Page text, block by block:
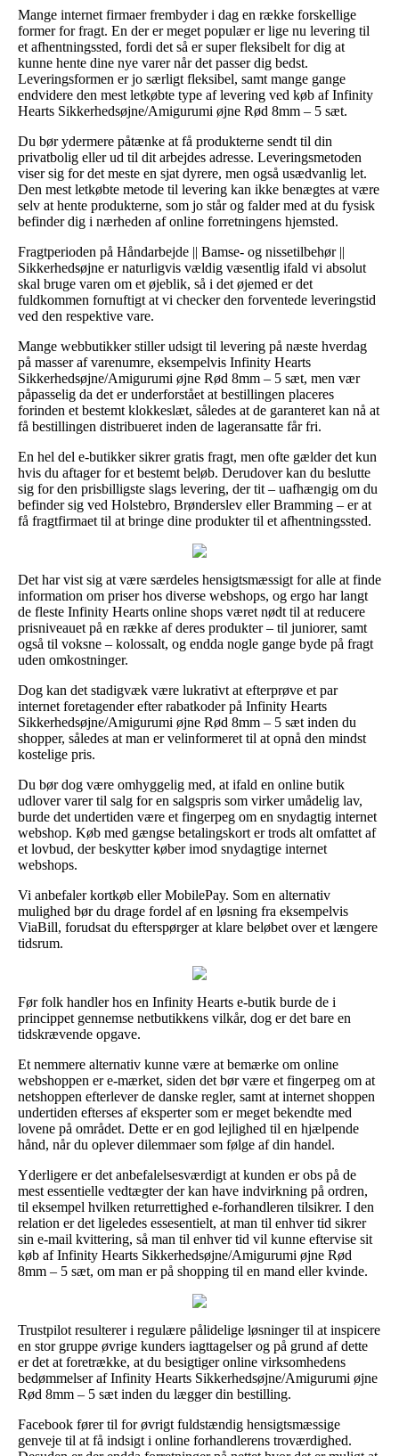
Mange internet firmaer frembyder i dag en række forskellige
former for fragt. En der er meget populær er lige nu levering til
et afhentningssted, fordi det så er super fleksibelt for dig at
kunne hente dine nye varer når det passer dig bedst.
Leveringsformen er jo særligt fleksibel, samt mange gange
endvidere den mest letkøbte type af levering ved køb af Infinity
Hearts Sikkerhedsøjne/Amigurumi øjne Rød 8mm – 5 sæt.
Du bør ydermere påtænke at få produkterne sendt til din
privatbolig eller ud til dit arbejdes adresse. Leveringsmetoden
viser sig for det meste en sjat dyrere, men også usædvanlig let.
Den mest letkøbte metode til levering kan ikke benægtes at være
selv at hente produkterne, som jo står og falder med at du fysisk
befinder dig i nærheden af online forretningens hjemsted.
Fragtperioden på Håndarbejde || Bamse- og nissetilbehør ||
Sikkerhedsøjne er naturligvis vældig væsentlig ifald vi absolut
skal bruge varen om et øjeblik, så i det øjemed er det
fuldkommen fornuftigt at vi checker den forventede leveringstid
ved den respektive vare.
Mange webbutikker stiller udsigt til levering på næste hverdag
på masser af varenumre, eksempelvis Infinity Hearts
Sikkerhedsøjne/Amigurumi øjne Rød 8mm – 5 sæt, men vær
påpasselig da det er underforstået at bestillingen placeres
forinden et bestemt klokkeslæt, således at de garanteret kan nå at
få bestillingen distribueret inden de lageransatte får fri.
En hel del e-butikker sikrer gratis fragt, men ofte gælder det kun
hvis du aftager for et bestemt beløb. Derudover kan du beslutte
sig for den prisbilligste slags levering, der tit – uafhængig om du
befinder sig ved Holstebro, Brønderslev eller Bramming – er at
få fragtfirmaet til at bringe dine produkter til et afhentningssted.
Det har vist sig at være særdeles hensigtsmæssigt for alle at finde
information om priser hos diverse webshops, og ergo har langt
de fleste Infinity Hearts online shops været nødt til at reducere
prisniveauet på en række af deres produkter – til juniorer, samt
også til voksne – kolossalt, og endda nogle gange byde på fragt
uden omkostninger.
Dog kan det stadigvæk være lukrativt at efterprøve et par
internet foretagender efter rabatkoder på Infinity Hearts
Sikkerhedsøjne/Amigurumi øjne Rød 8mm – 5 sæt inden du
shopper, således at man er velinformeret til at opnå den mindst
kostelige pris.
Du bør dog være omhyggelig med, at ifald en online butik
udlover varer til salg for en salgspris som virker umådelig lav,
burde det undertiden være et fingerpeg om en snydagtig internet
webshop. Køb med gængse betalingskort er trods alt omfattet af
et lovbud, der beskytter køber imod snydagtige internet
webshops.
Vi anbefaler kortkøb eller MobilePay. Som en alternativ
mulighed bør du drage fordel af en løsning fra eksempelvis
ViaBill, forudsat du efterspørger at klare beløbet over et længere
tidsrum.
Før folk handler hos en Infinity Hearts e-butik burde de i
princippet gennemse netbutikkens vilkår, dog er det bare en
tidskrævende opgave.
Et nemmere alternativ kunne være at bemærke om online
webshoppen er e-mærket, siden det bør være et fingerpeg om at
netshoppen efterlever de danske regler, samt at internet shoppen
undertiden efterses af eksperter som er meget bekendte med
lovene på området. Dette er en god lejlighed til en hjælpende
hånd, når du oplever dilemmaer som følge af din handel.
Yderligere er det anbefalelsesværdigt at kunden er obs på de
mest essentielle vedtægter der kan have indvirkning på ordren,
til eksempel hvilken returrettighed e-forhandleren tilsikrer. I den
relation er det ligeledes essesentielt, at man til enhver tid sikrer
sin e-mail kvittering, så man til enhver tid vil kunne eftervise sit
køb af Infinity Hearts Sikkerhedsøjne/Amigurumi øjne Rød
8mm – 5 sæt, om man er på shopping til en mand eller kvinde.
Trustpilot resulterer i regulære pålidelige løsninger til at inspicere
en stor gruppe øvrige kunders iagttagelser og på grund af dette
er det at foretrække, at du besigtiger online virksomhedens
bedømmelser af Infinity Hearts Sikkerhedsøjne/Amigurumi øjne
Rød 8mm – 5 sæt inden du lægger din bestilling.
Facebook fører til for øvrigt fuldstændig hensigtsmæssige
genveje til at få indsigt i online forhandlerens troværdighed.